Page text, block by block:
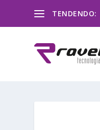
TENDENDO: